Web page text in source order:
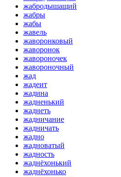
жабродышащий
жабры
жабы
жавель
жаворонковый
жаворонок
жавороночек
жавороночный
жад
жадеит
жадина
жадненький
жаднеть
жадничание
жадничать
жадно
жадноватый
жадность
жаднёхонький
жаднёхонько